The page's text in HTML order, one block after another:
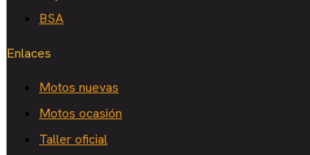
BSA
Enlaces
Motos nuevas
Motos ocasión
Taller oficial